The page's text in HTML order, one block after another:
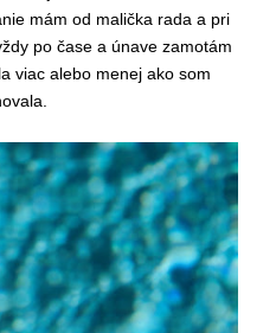
mám od malička rada a pri
po čase a únave zamotám
viac alebo menej ako som